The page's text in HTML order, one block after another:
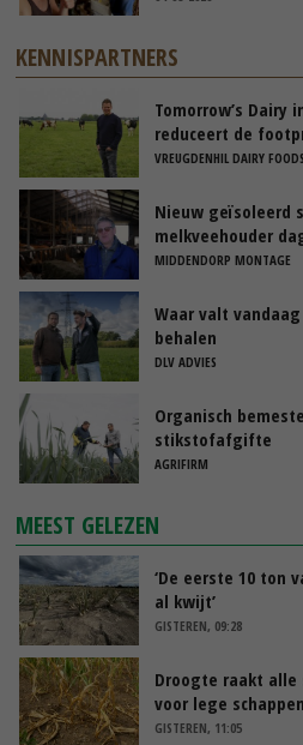
KENNISPARTNERS
Tomorrow’s Dairy
reduceert de
VREUGDENHIL DAIRY FOODS
Nieuw geïsoleerd
melkveehouder
MIDDENDORP MONTAGE
Waar valt
behalen
DLV ADVIES
Organisch
stikstofafgifte
AGRIFIRM
MEEST GELEZEN
‘De eerste 10 ton
al kwijt’
GISTEREN, 09:28
Droogte raakt alle
voor lege schappen
GISTEREN, 11:05